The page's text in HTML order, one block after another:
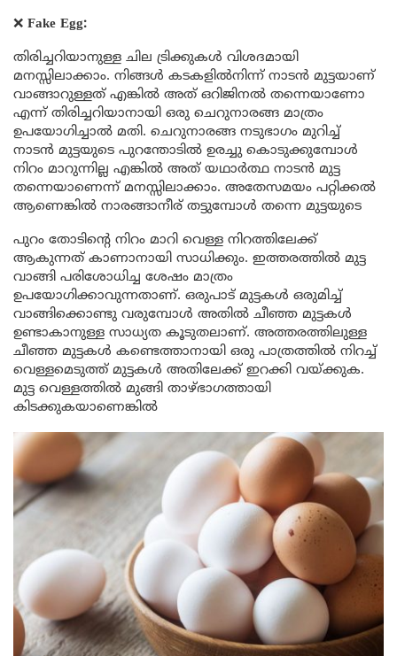
❌ Fake Egg:
തിരിച്ചറിയാനുള്ള ചില ട്രിക്കുകൾ വിശദമായി
മനസ്സിലാക്കാം. നിങ്ങൾ കടകളിൽനിന്ന് നാടൻ മുട്ടയാണ്
വാങ്ങാറുള്ളത് എങ്കിൽ അത് ഒറിജിനൽ തന്നെയാണോ
എന്ന് തിരിച്ചറിയാനായി ഒരു ചെറുനാരങ്ങ മാത്രം
ഉപയോഗിച്ചാൽ മതി. ചെറുനാരങ്ങ നടുഭാഗം മുറിച്ച്
നാടൻ മുട്ടയുടെ പുറന്തോടിൽ ഉരച്ചു കൊടുക്കുമ്പോൾ
നിറം മാറുന്നില്ല എങ്കിൽ അത് യഥാർത്ഥ നാടൻ മുട്ട
തന്നെയാണെന്ന് മനസ്സിലാക്കാം. അതേസമയം പറ്റിക്കൽ
ആണെങ്കിൽ നാരങ്ങാനീര് തട്ടുമ്പോൾ തന്നെ മുട്ടയുടെ
പുറം തോടിന്റെ നിറം മാറി വെള്ള നിറത്തിലേക്ക്
ആകുന്നത് കാണാനായി സാധിക്കും. ഇത്തരത്തിൽ മുട്ട
വാങ്ങി പരിശോധിച്ച ശേഷം മാത്രം
ഉപയോഗിക്കാവുന്നതാണ്. ഒരുപാട് മുട്ടകൾ ഒരുമിച്ച്
വാങ്ങിക്കൊണ്ടു വരുമ്പോൾ അതിൽ ചീഞ്ഞ മുട്ടകൾ
ഉണ്ടാകാനുള്ള സാധ്യത കൂടുതലാണ്. അത്തരത്തിലുള്ള
ചീഞ്ഞ മുട്ടകൾ കണ്ടെത്താനായി ഒരു പാത്രത്തിൽ നിറച്ച്
വെള്ളമെടുത്ത് മുട്ടകൾ അതിലേക്ക് ഇറക്കി വയ്ക്കുക.
മുട്ട വെള്ളത്തിൽ മുങ്ങി താഴ്ഭാഗത്തായി
കിടക്കുകയാണെങ്കിൽ